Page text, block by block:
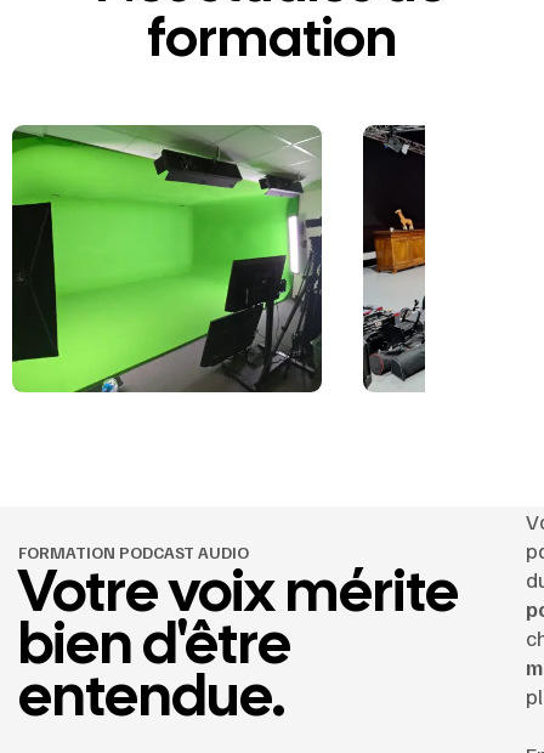
formation
FORMATION PODCAST AUDIO
Votre voix mérite
bien d'être
entendue.